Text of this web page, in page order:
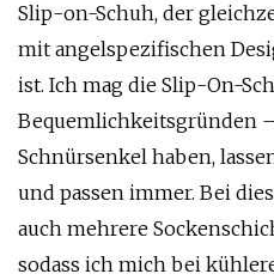
Slip-on-Schuh, der
mit angelspezifischen
ist. Ich mag die Slip-On-
Bequemlichkeitsgründen
Schnürsenkel haben,
und passen immer. Bei
auch mehrere
sodass ich mich bei